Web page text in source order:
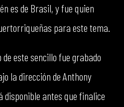
es de Brasil, y fue quien
para este tema.
este sencillo fue grabado
la dirección de Anthony
disponible antes que finalice